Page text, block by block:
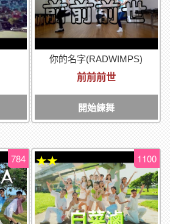
你的名字(RADWIMPS)
前前前世
開始練舞
784 1100
★★